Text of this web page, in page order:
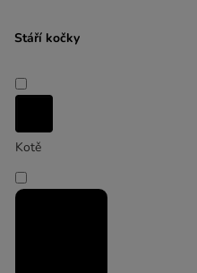
Rosie's Farm
Sheba
Stáří kočky
Kotě